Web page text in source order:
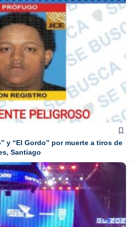
y “El Gordo” por muerte a tiros de
Santiago